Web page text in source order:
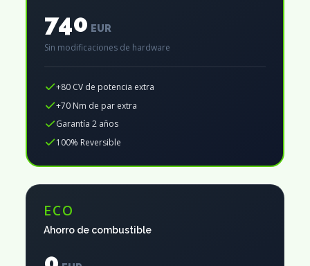
740 EUR
Sin modificaciones de hardware
+80 CV de potencia extra
+70 Nm de par extra
Garantía 2 años
100% Reversible
ECO
Ahorro de combustible